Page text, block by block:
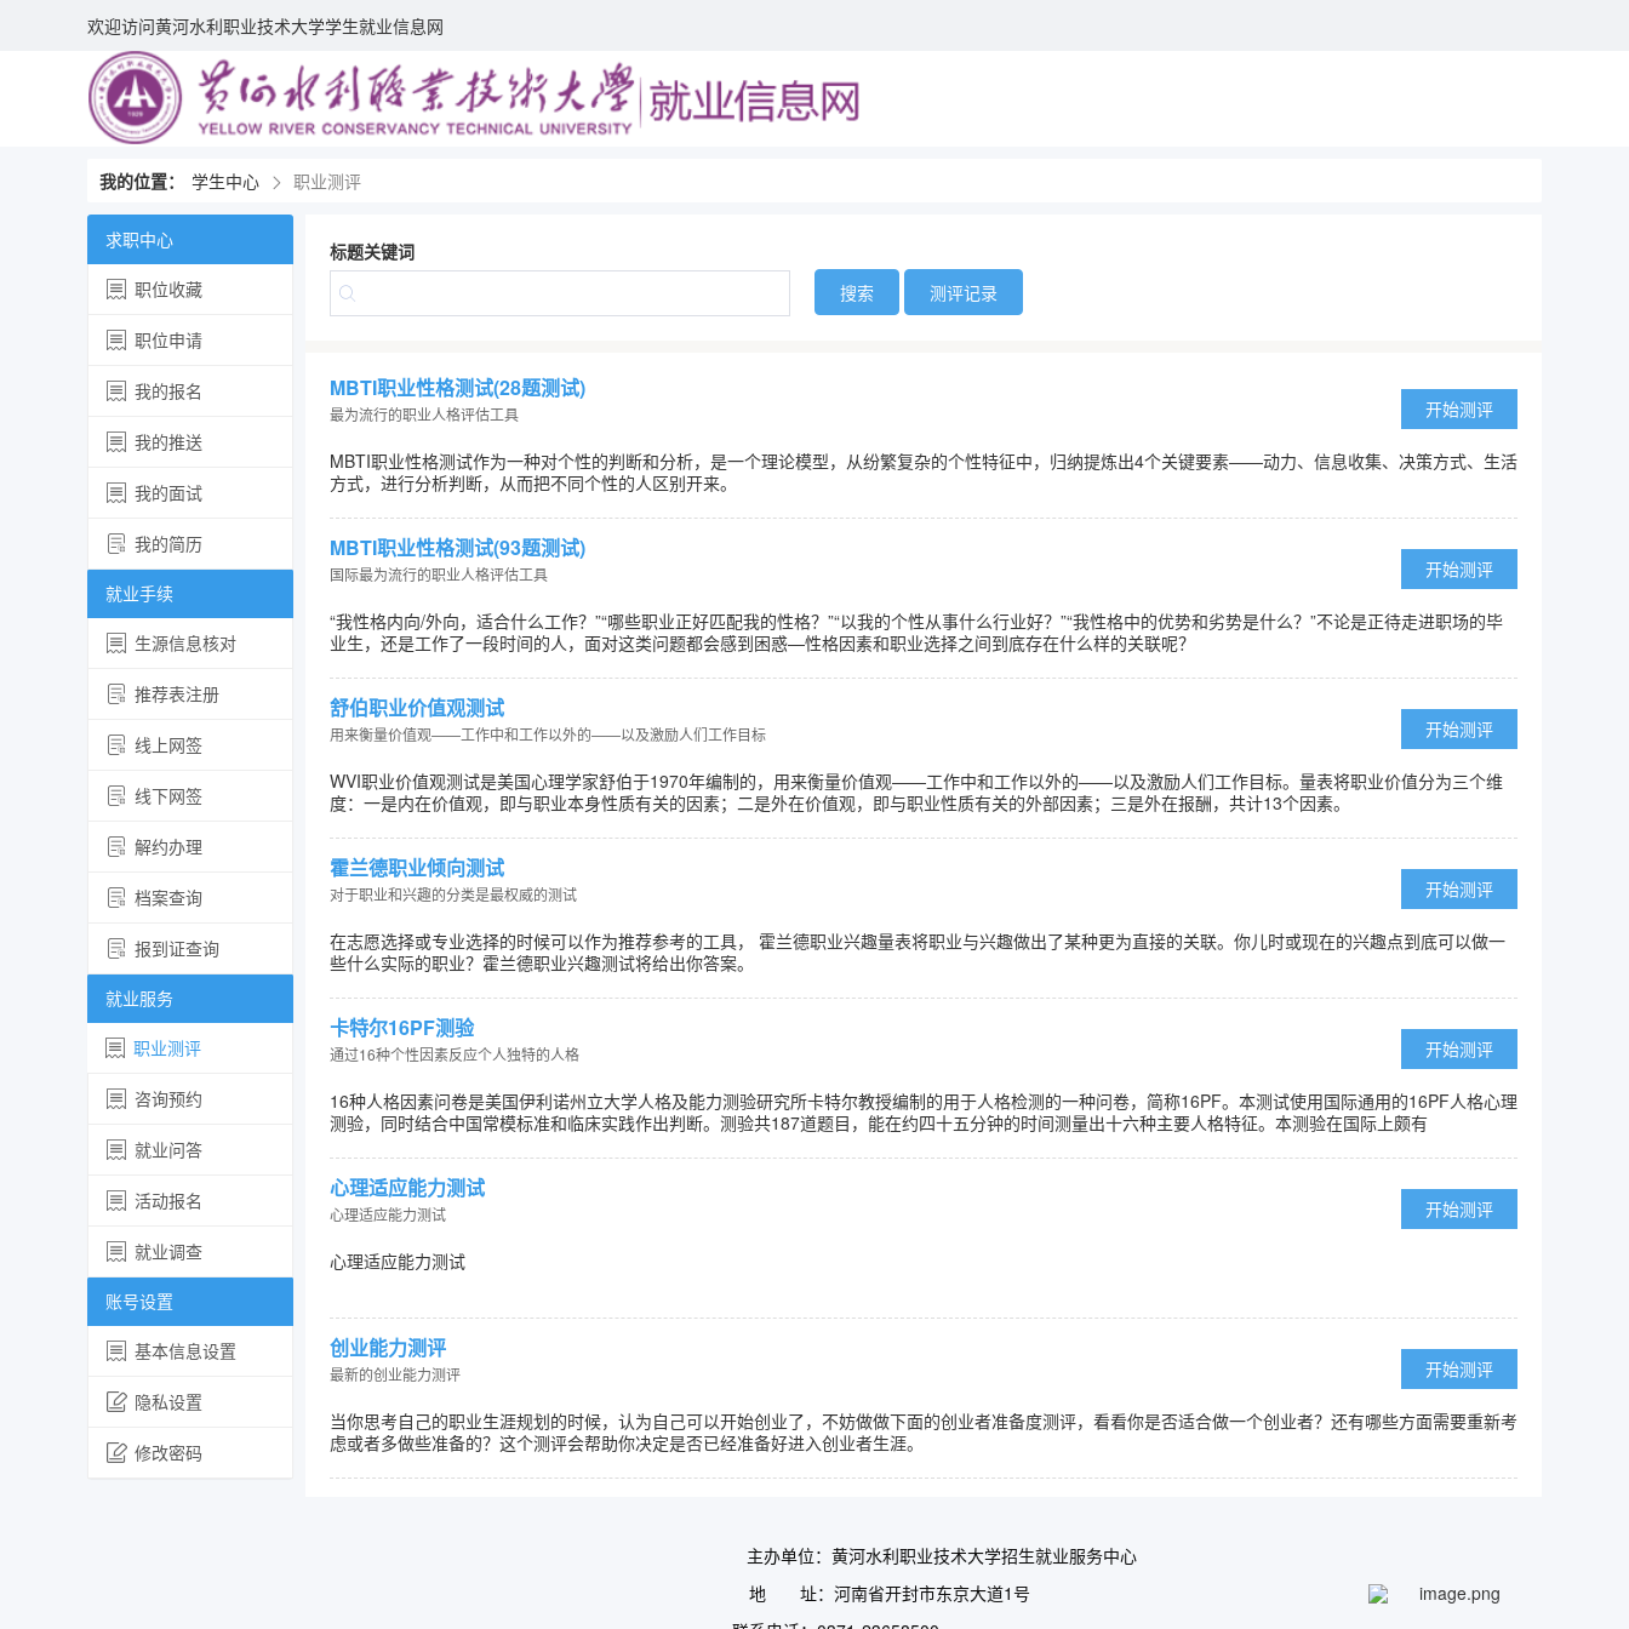
欢迎访问黄河水利职业技术大学学生就业信息网
我的位置： 学生中心 职业测评
求职中心
职位收藏
职位申请
我的报名
我的推送
我的面试
我的简历
就业手续
生源信息核对
推荐表注册
线上网签
线下网签
解约办理
档案查询
报到证查询
就业服务
职业测评
咨询预约
就业问答
活动报名
就业调查
账号设置
基本信息设置
隐私设置
修改密码
标题关键词
搜索
测评记录
开始测评
MBTI职业性格测试(28题测试)
最为流行的职业人格评估工具
MBTI职业性格测试作为一种对个性的判断和分析，是一个理论模型，从纷繁复杂的个性特征中，归纳提炼出4个关键要素——动力、信息收集、决策方式、生活
方式，进行分析判断，从而把不同个性的人区别开来。
开始测评
MBTI职业性格测试(93题测试)
国际最为流行的职业人格评估工具
“我性格内向/外向，适合什么工作？”“哪些职业正好匹配我的性格？”“以我的个性从事什么行业好？”“我性格中的优势和劣势是什么？”不论是正待走进职场的毕
业生，还是工作了一段时间的人，面对这类问题都会感到困惑—性格因素和职业选择之间到底存在什么样的关联呢？
开始测评
舒伯职业价值观测试
用来衡量价值观——工作中和工作以外的——以及激励人们工作目标
WVI职业价值观测试是美国心理学家舒伯于1970年编制的，用来衡量价值观——工作中和工作以外的——以及激励人们工作目标。量表将职业价值分为三个维
度：一是内在价值观，即与职业本身性质有关的因素；二是外在价值观，即与职业性质有关的外部因素；三是外在报酬，共计13个因素。
开始测评
霍兰德职业倾向测试
对于职业和兴趣的分类是最权威的测试
在志愿选择或专业选择的时候可以作为推荐参考的工具， 霍兰德职业兴趣量表将职业与兴趣做出了某种更为直接的关联。你儿时或现在的兴趣点到底可以做一
些什么实际的职业？霍兰德职业兴趣测试将给出你答案。
开始测评
卡特尔16PF测验
通过16种个性因素反应个人独特的人格
16种人格因素问卷是美国伊利诺州立大学人格及能力测验研究所卡特尔教授编制的用于人格检测的一种问卷，简称16PF。本测试使用国际通用的16PF人格心理
测验，同时结合中国常模标准和临床实践作出判断。测验共187道题目，能在约四十五分钟的时间测量出十六种主要人格特征。本测验在国际上颇有
开始测评
心理适应能力测试
心理适应能力测试
心理适应能力测试
开始测评
创业能力测评
最新的创业能力测评
当你思考自己的职业生涯规划的时候，认为自己可以开始创业了，不妨做做下面的创业者准备度测评，看看你是否适合做一个创业者？还有哪些方面需要重新考
虑或者多做些准备的？这个测评会帮助你决定是否已经准备好进入创业者生涯。
主办单位：黄河水利职业技术大学招生就业服务中心
地 址：河南省开封市东京大道1号